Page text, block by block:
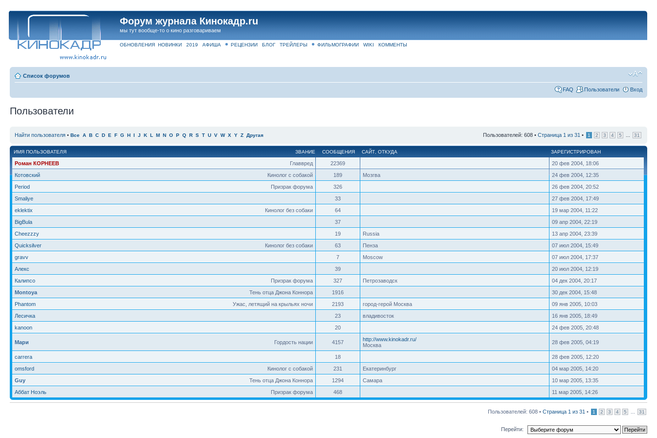
Форум журнала Кинокадр.ru
мы тут вообще-то о кино разговариваем
ОБНОВЛЕНИЯ НОВИНКИ 2019 АФИША РЕЦЕНЗИИ БЛОГ ТРЕЙЛЕРЫ ФИЛЬМОГРАФИИ WIKI КОММЕНТЫ
Список форумов
FAQ Пользователи Вход
Пользователи
Найти пользователя • Все A B C D E F G H I J K L M N O P Q R S T U V W X Y Z Другая Пользователей: 608 • Страница 1 из 31 • 1 2 3 4 5 31
ЗВАНИЕ
ИМЯ ПОЛЬЗОВАТЕЛЯ СООБЩЕНИЯ САЙТ ОТКУДА ЗАРЕГИСТРИРОВАН
Главвред
Роман КОРНЕЕВ 22369
20 фев 2004, 18:06
Кинолог с собакой
Котовский 189 Мозгва
24 фев 2004, 12:35
Призрак форума
Period 326
26 фев 2004, 20:52
Smaliye
33
27 фев 2004, 17:49
Кинолог без собаки
eklektix 64
19 мар 2004, 11:22
BigBula
37
09 апр 2004, 22:19
Cheezzzy
19 Russia
13 апр 2004, 23:39
Кинолог без собаки
Quicksilver 63 Пенза
07 июл 2004, 15:49
gravv
7 Moscow
07 июл 2004, 17:37
Алекс
39
20 июл 2004, 12:19
Призрак форума
Калипсо 327 Петрозаводск
04 дек 2004, 20:17
Тень отца Джона Коннора
Montoya 1916
30 дек 2004, 15:48
Ужас, летящий на крыльях ночи
Phantom 2193 город-герой Москва
09 янв 2005, 10:03
Лесичка
23 владивосток
16 янв 2005, 18:49
kanoon
20 24 фев 2005, 20:48
Гордость нации
Мари 4157
http://www.kinokadr.ru/
Москва
28 фев 2005, 04:19
carrera 18
28 фев 2005, 12:20
Кинолог с собакой
omsford 231 Екатеринбург
04 мар 2005, 14:20
Тень отца Джона Коннора
Guy 1294 Самара
10 мар 2005, 13:35
Призрак форума
Аббат Ноэль 468 11 мар 2005, 14:26
Пользователей: 608 • Страница 1 из 31 • 1 2 3 4 5 31
Перейти: